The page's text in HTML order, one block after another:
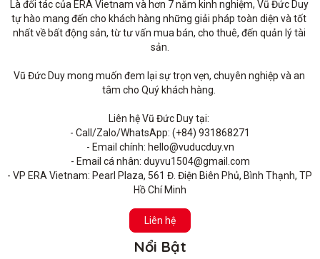
Là đối tác của ERA Vietnam và hơn 7 năm kinh nghiệm, Vũ Đức Duy
tự hào mang đến cho khách hàng những giải pháp toàn diện và tốt
nhất về bất động sản, từ tư vấn mua bán, cho thuê, đến quản lý tài
sản.
Vũ Đức Duy mong muốn đem lại sự trọn vẹn, chuyên nghiệp và an
tâm cho Quý khách hàng.
Liên hệ Vũ Đức Duy tại:
- Call/Zalo/WhatsApp: (+84) 931868271
- Email chính: hello@vuducduy.vn
- Email cá nhân: duyvu1504@gmail.com
- VP ERA Vietnam: Pearl Plaza, 561 Đ. Điện Biên Phủ, Bình Thạnh, TP
Hồ Chí Minh
Liên hệ
Nổi Bật